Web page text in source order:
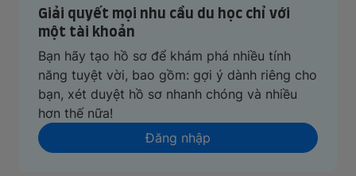
Giải quyết mọi nhu cầu du học chỉ với
một tài khoản
Bạn hãy tạo hồ sơ để khám phá nhiều tính
năng tuyệt vời, bao gồm: gợi ý dành riêng cho
bạn, xét duyệt hồ sơ nhanh chóng và nhiều
hơn thế nữa!
Đăng nhập